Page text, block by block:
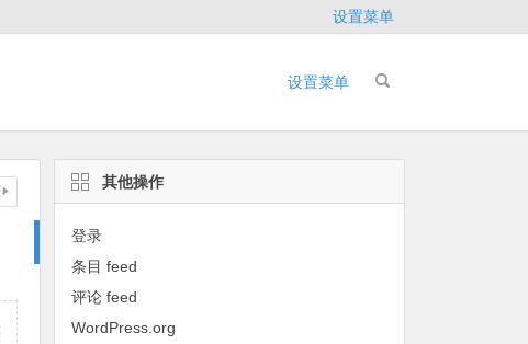
设置菜单
设置菜单
其他操作
登录
条目 feed
评论 feed
WordPress.org